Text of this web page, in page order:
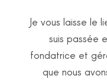
Je vous laisse le
suis passée
fondatrice et
que nous